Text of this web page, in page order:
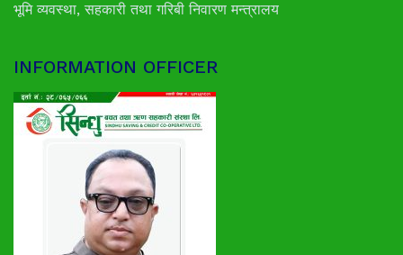
भूमि व्यवस्था, सहकारी तथा गरिबी निवारण मन्त्रालय
INFORMATION OFFICER